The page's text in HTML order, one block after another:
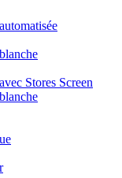
Stores Screen